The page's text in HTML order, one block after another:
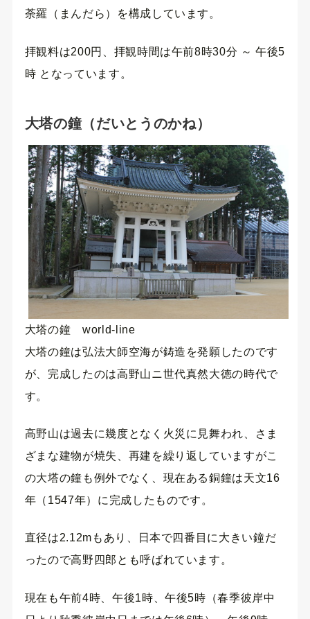
荼羅（まんだら）を構成しています。
拝観料は200円、拝観時間は午前8時30分 ～ 午後5
時 となっています。
大塔の鐘（だいとうのかね）
大塔の鐘 world-line
大塔の鐘は弘法大師空海が鋳造を発願したのです
が、完成したのは高野山ニ世代真然大徳の時代で
す。
高野山は過去に幾度となく火災に見舞われ、さま
ざまな建物が焼失、再建を繰り返していますがこ
の大塔の鐘も例外でなく、現在ある銅鐘は天文16
年（1547年）に完成したものです。
直径は2.12mもあり、日本で四番目に大きい鐘だ
ったので高野四郎とも呼ばれています。
現在も午前4時、午後1時、午後5時（春季彼岸中